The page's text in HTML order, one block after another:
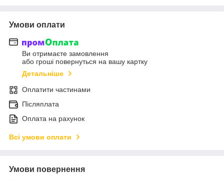
Умови оплати
Ви отримаєте замовлення
або гроші повернуться на вашу картку
Детальніше
Оплатити частинами
Післяплата
Оплата на рахунок
Всі умови оплати
Умови повернення